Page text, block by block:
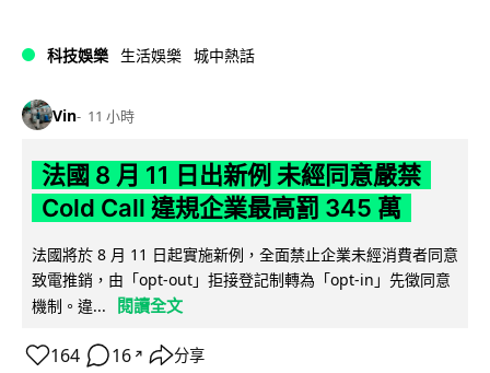
科技娛樂 生活娛樂 城中熱話
Vin 11 小時
法國 8 月 11 日出新例 未經同意嚴禁
Cold Call 違規企業最高罰 345 萬
法國將於 8 月 11 日起實施新例，全面禁止企業未經消費者同意
致電推銷，由「opt-out」拒接登記制轉為「opt-in」先徵同意
機制。違...
閱讀全文
164 16 ↗ 分享